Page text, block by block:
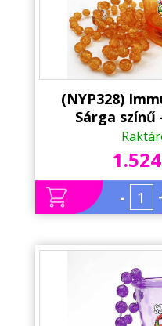
(NYP328)
Sárga színű
Akasztható
világítással -
Party
-